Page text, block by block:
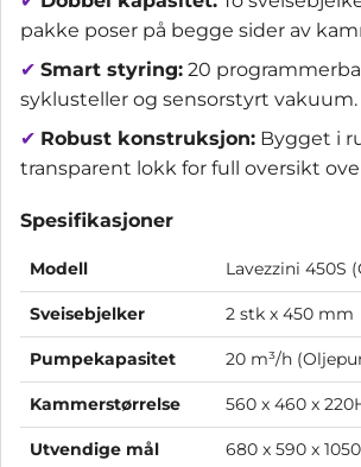
pakke poser på begge sider av
✔ Smart styring: 20
syklusteller og sensorstyrt vakuum.
✔ Robust konstruksjon: Bygget i
transparent lokk for full oversikt
Spesifikasjoner
Modell Lavezzini 450S
Sveisebjelker 2 stk x 450 mm
Pumpekapasitet 20 m³/h
Kammerstørrelse 560 x 460 x
Utvendige mål 680 x 590 x